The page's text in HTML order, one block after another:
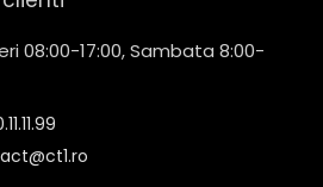
08:00-17:00, Sambata 8:00-